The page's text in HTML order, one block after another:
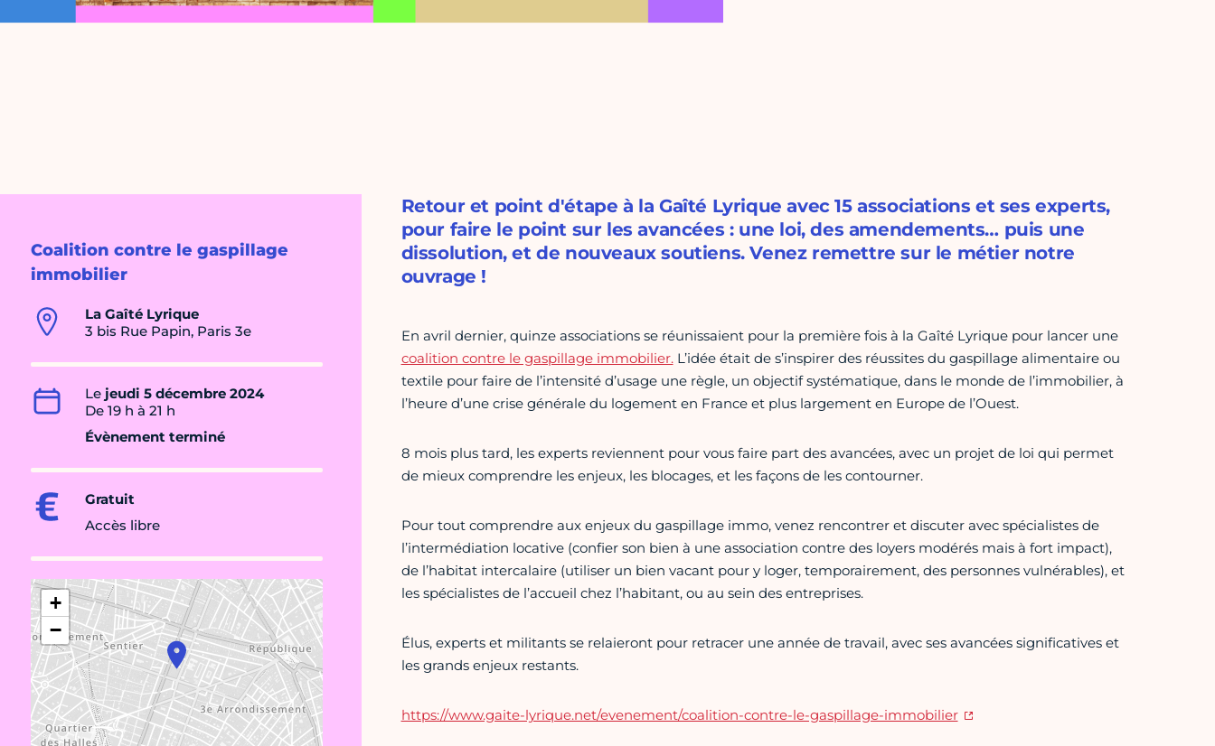
Coalition contre le gaspillage
immobilier
La Gaîté Lyrique
3 bis Rue Papin, Paris 3e
Le jeudi 5 décembre 2024
De 19 h à 21 h
Évènement terminé
Gratuit
Accès libre
+
−
Retour et point d'étape à la Gaîté Lyrique avec 15 associations et ses experts,
pour faire le point sur les avancées : une loi, des amendements… puis une
dissolution, et de nouveaux soutiens. Venez remettre sur le métier notre
ouvrage !
En avril dernier, quinze associations se réunissaient pour la première fois à la Gaîté Lyrique pour lancer une
coalition contre le gaspillage immobilier.L’idée était de s’inspirer des réussites du gaspillage alimentaire ou
textile pour faire de l’intensité d’usage une règle, un objectif systématique, dans le monde de l’immobilier, à
l’heure d’une crise générale du logement en France et plus largement en Europe de l’Ouest.
8 mois plus tard, les experts reviennent pour vous faire part des avancées, avec un projet de loi qui permet
de mieux comprendre les enjeux, les blocages, et les façons de les contourner.
Pour tout comprendre aux enjeux du gaspillage immo, venez rencontrer et discuter avec spécialistes de
l’intermédiation locative (confier son bien à une association contre des loyers modérés mais à fort impact),
de l’habitat intercalaire (utiliser un bien vacant pour y loger, temporairement, des personnes vulnérables), et
les spécialistes de l’accueil chez l’habitant, ou au sein des entreprises.
Élus, experts et militants se relaieront pour retracer une année de travail, avec ses avancées significatives et
les grands enjeux restants.
https://www.gaite-lyrique.net/evenement/coalition-contre-le-gaspillage-immobilier